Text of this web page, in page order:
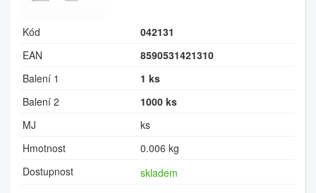
Kód
042131
EAN
8590531421310
Balení 1
1 ks
Balení 2
1000 ks
MJ
ks
Hmotnost
0.006 kg
Dostupnost
skladem